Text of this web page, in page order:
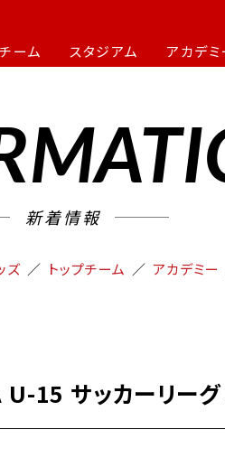
ーム スタジアム アカデミ
新着情報
ズ トップチーム アカデミー
U-15 サッカーリ